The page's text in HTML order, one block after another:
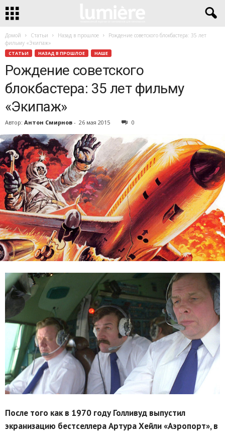
Домой Статьи Назад в прошлое
Рождение советского блокбастера: 35 лет
фильму «Экипаж»
СТАТЬИ НАЗАД В ПРОШЛОЕ НАШЕ
Рождение советского
блокбастера: 35 лет фильму
«Экипаж»
Автор: Антон Смирнов - 26 мая 2015 0
После того как в 1970 году Голливуд выпустил
экранизацию бестселлера Артура Хейли «Аэропорт», в